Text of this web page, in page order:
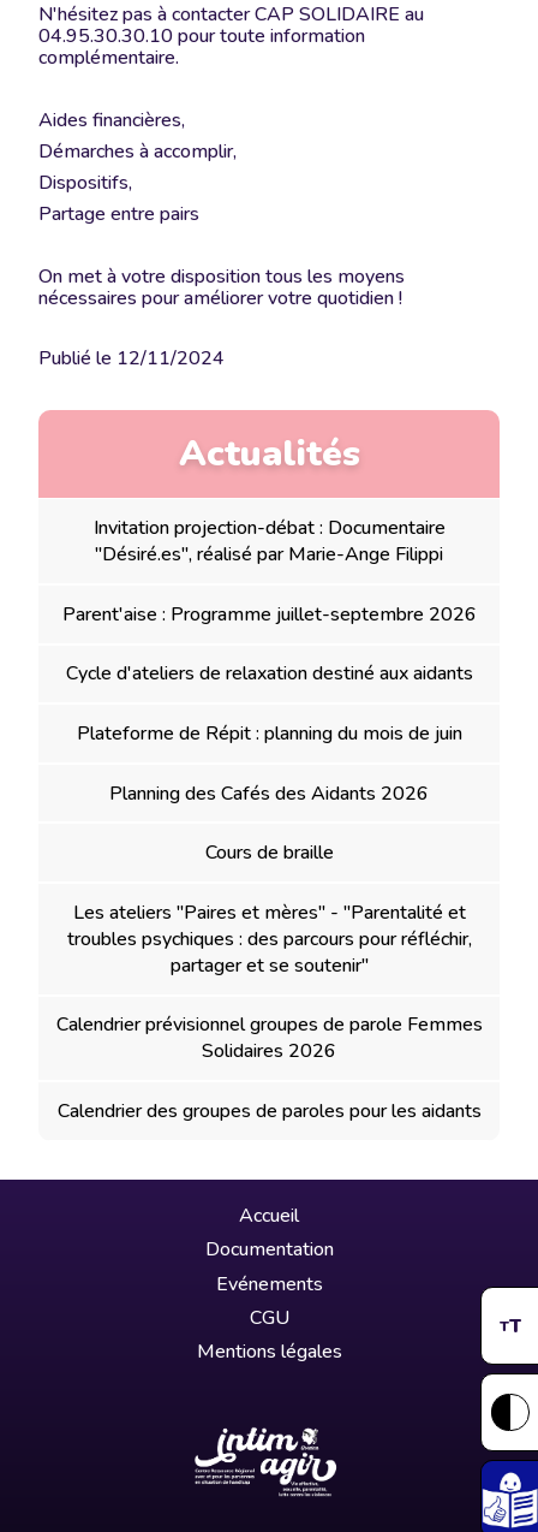
TT
Actualités
Invitation projection-débat : Documentaire
"Désiré.es", réalisé par Marie-Ange Filippi
Parent'aise : Programme juillet-septembre 2026
Cycle d'ateliers de relaxation destiné aux aidants
Plateforme de Répit : planning du mois de juin
Planning des Cafés des Aidants 2026
Cours de braille
Les ateliers "Paires et mères" - "Parentalité et
troubles psychiques : des parcours pour réfléchir,
partager et se soutenir"
Calendrier prévisionnel groupes de parole Femmes
Solidaires 2026
Calendrier des groupes de paroles pour les aidants
N'hésitez pas à contacter CAP SOLIDAIRE au
04.95.30.30.10 pour toute information
complémentaire.
Aides financières,
Démarches à accomplir,
Dispositifs,
Partage entre pairs
On met à votre disposition tous les moyens
nécessaires pour améliorer votre quotidien !
Publié le 12/11/2024
Accueil
Documentation
Evénements
CGU
Mentions légales